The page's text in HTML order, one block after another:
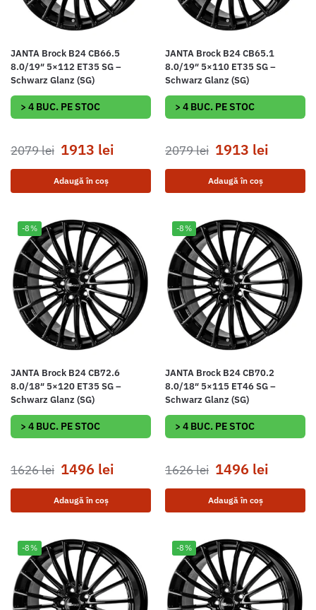
JANTA Brock B24 CB66.5
8.0/19″ 5×112 ET35 SG –
Schwarz Glanz (SG)
> 4 BUC. PE STOC
2079lei 1913 lei
Adaugă în coș
JANTA Brock B24 CB65.1
8.0/19″ 5×110 ET35 SG –
Schwarz Glanz (SG)
> 4 BUC. PE STOC
2079lei 1913 lei
Adaugă în coș
-8%
JANTA Brock B24 CB72.6
8.0/18″ 5×120 ET35 SG –
Schwarz Glanz (SG)
> 4 BUC. PE STOC
1626lei 1496 lei
Adaugă în coș
-8%
JANTA Brock B24 CB70.2
8.0/18″ 5×115 ET46 SG –
Schwarz Glanz (SG)
> 4 BUC. PE STOC
1626lei 1496 lei
Adaugă în coș
-8% -8%